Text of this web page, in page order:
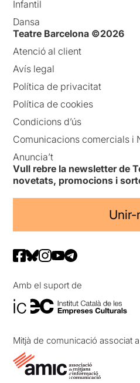
Infantil
Dansa
Teatre Barcelona ©2026
Atenció al client
Avís legal
Política de privacitat
Política de cookies
Condicions d’ús
Comunicacions comercials i
Anuncia’t
Vull rebre la newsletter de
novetats, promocions i
Unir-
Amb el suport de
Mitjà de comunicació associat a